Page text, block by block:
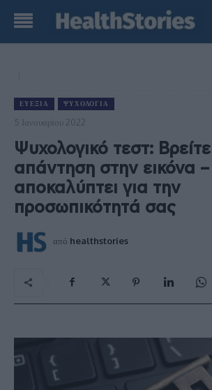
ΕΥΕΞΊΑ ΨΥΧΟΛΟΓΊΑ
5 Ιανουαρίου 2022
Ψυχολογικό τεστ:
απάντηση στην εικόνα –
αποκαλύπτει για την
προσωπικότητά σας
από healthstories